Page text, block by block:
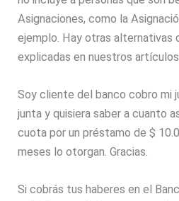
Asignaciones, como la
ejemplo. Hay otras alternativas
explicadas en nuestros
Soy cliente del banco cobro mi
junta y quisiera saber a cuanto
cuota por un préstamo de $
meses lo otorgan. Gracias.
Si cobrás tus haberes en el